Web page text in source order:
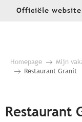
AllerOfficiële website
Homepage Mijn
Restaurant Granit
Restaurant